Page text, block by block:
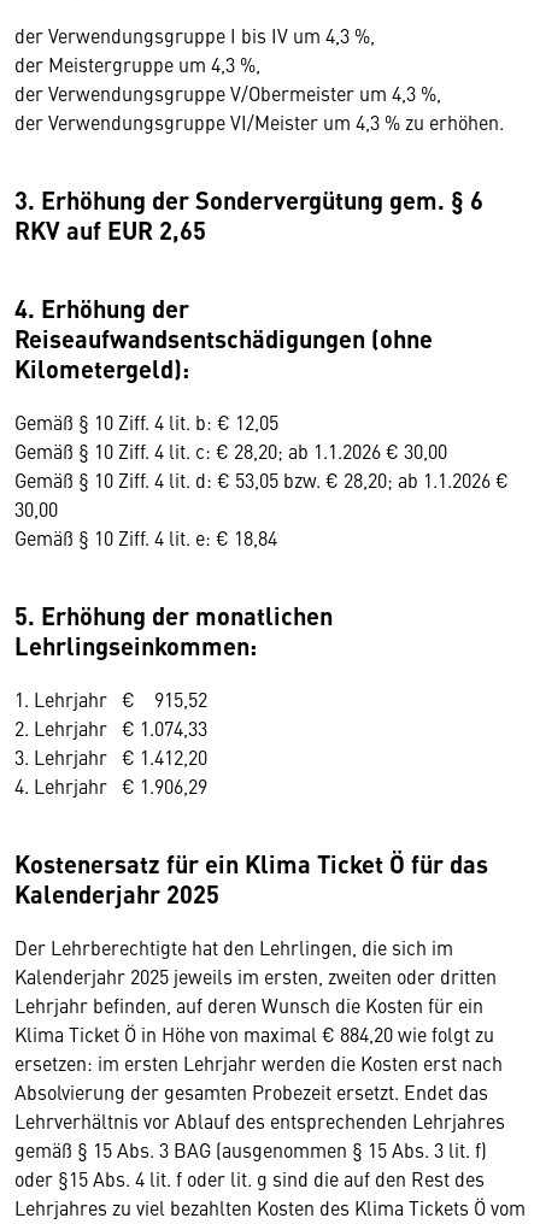
der Verwendungsgruppe I bis IV um 4,3 %,
der Meistergruppe um 4,3 %,
der Verwendungsgruppe V/Obermeister um 4,3 %,
der Verwendungsgruppe VI/Meister um 4,3 % zu erhöhen.
3. Erhöhung der Sondervergütung gem. § 6
RKV auf EUR 2,65
4. Erhöhung der
Reiseaufwandsentschädigungen (ohne
Kilometergeld):
Gemäß § 10 Ziff. 4 lit. b: € 12,05
Gemäß § 10 Ziff. 4 lit. c: € 28,20; ab 1.1.2026 € 30,00
Gemäß § 10 Ziff. 4 lit. d: € 53,05 bzw. € 28,20; ab 1.1.2026 €
30,00
Gemäß § 10 Ziff. 4 lit. e: € 18,84
5. Erhöhung der monatlichen
Lehrlingseinkommen:
1. Lehrjahr € 915,52
2. Lehrjahr € 1.074,33
3. Lehrjahr € 1.412,20
4. Lehrjahr € 1.906,29
Kostenersatz für ein Klima Ticket Ö für das
Kalenderjahr 2025
Der Lehrberechtigte hat den Lehrlingen, die sich im
Kalenderjahr 2025 jeweils im ersten, zweiten oder dritten
Lehrjahr befinden, auf deren Wunsch die Kosten für ein
Klima Ticket Ö in Höhe von maximal € 884,20 wie folgt zu
ersetzen: im ersten Lehrjahr werden die Kosten erst nach
Absolvierung der gesamten Probezeit ersetzt. Endet das
Lehrverhältnis vor Ablauf des entsprechenden Lehrjahres
gemäß § 15 Abs. 3 BAG (ausgenommen § 15 Abs. 3 lit. f)
oder §15 Abs. 4 lit. f oder lit. g sind die auf den Rest des
Lehrjahres zu viel bezahlten Kosten des Klima Tickets Ö vom